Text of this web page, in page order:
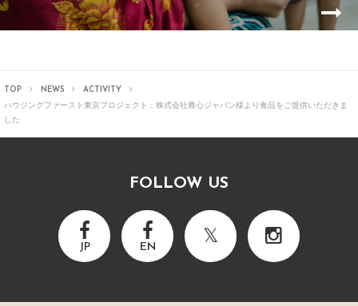
TOP NEWS
ACTIVITY
ハウジングファースト東京プロジェクト：株式会社農心ジャパン様より食品をご提供いただきま
した
FOLLOW US
JP EN